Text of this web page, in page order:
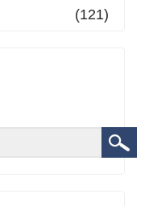
(121)